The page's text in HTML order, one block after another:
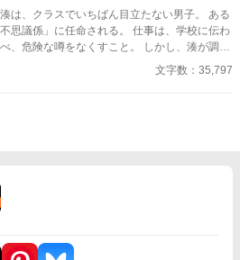
した）
は、クラスでいちばん目立たない男子。 ある
に任命される。 仕事は、学校に伝わ
、危険な噂をなくすこと。 しかし、湊が調べ
の怖い話ではなかった。 夜に鳴るピア
室。 ひとりでに開く図書室の貸出カード。
怖いのは幽霊じゃない。 本当
求める声が、なかったことにされることだ。
文字数：35,797